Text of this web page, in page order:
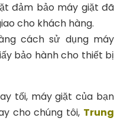
đảm bảo máy giặt đã
cho khách hàng.
cách sử dụng máy
bảo hành cho thiết bị
tối, máy giặt của bạn
cho chúng tôi, Trung